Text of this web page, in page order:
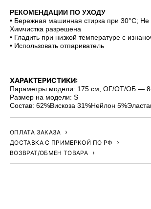
РЕКОМЕНДАЦИИ ПО УХОДУ
• Бережная машинная стирка при 30°C; Не
Химчистка разрешена
• Гладить при низкой температуре с
• Использовать отпариватель
ХАРАКТЕРИСТИКИ:
Параметры модели: 175 см, ОГ/ОТ/ОБ —
Размер на модели: S
Состав: 62%Вискоза 31%Нейлон
ОПЛАТА ЗАКАЗА
ДОСТАВКА С ПРИМЕРКОЙ ПО РФ
ВОЗВРАТ/ОБМЕН ТОВАРА